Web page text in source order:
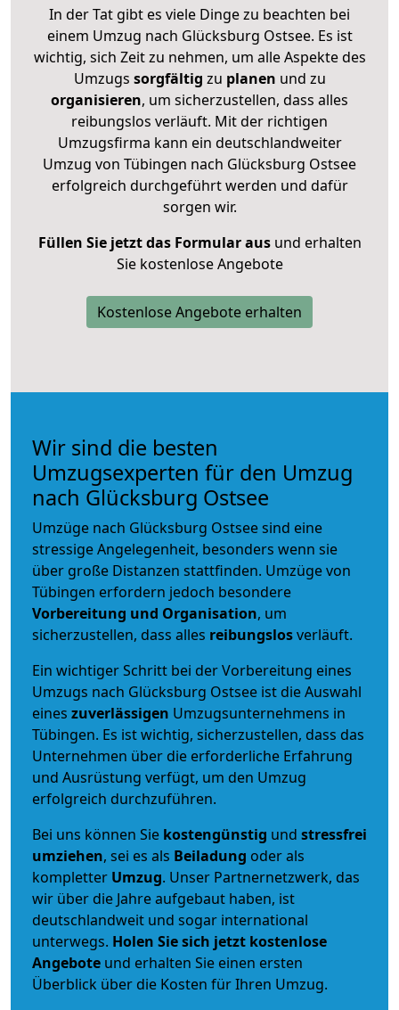
In der Tat gibt es viele Dinge zu beachten bei
einem Umzug nach Glücksburg Ostsee. Es ist
wichtig, sich Zeit zu nehmen, um alle Aspekte des
Umzugs sorgfältig zu planen und zu
organisieren, um sicherzustellen, dass alles
reibungslos verläuft. Mit der richtigen
Umzugsfirma kann ein deutschlandweiter
Umzug von Tübingen nach Glücksburg Ostsee
erfolgreich durchgeführt werden und dafür
sorgen wir.
Füllen Sie jetzt das Formular ausund erhalten
Sie kostenlose Angebote
Kostenlose Angebote erhalten
Wir sind die besten
Umzugsexperten für den Umzug
nach Glücksburg Ostsee
Umzüge nach Glücksburg Ostsee sind eine
stressige Angelegenheit, besonders wenn sie
über große Distanzen stattfinden. Umzüge von
Tübingen erfordern jedoch besondere
Vorbereitung und Organisation, um
sicherzustellen, dass alles reibungslosverläuft.
Ein wichtiger Schritt bei der Vorbereitung eines
Umzugs nach Glücksburg Ostsee ist die Auswahl
eines zuverlässigen Umzugsunternehmens in
Tübingen. Es ist wichtig, sicherzustellen, dass das
Unternehmen über die erforderliche Erfahrung
und Ausrüstung verfügt, um den Umzug
erfolgreich durchzuführen.
Bei uns können Sie kostengünstig und stressfrei
umziehen, sei es als Beiladung oder als
kompletter Umzug. Unser Partnernetzwerk, das
wir über die Jahre aufgebaut haben, ist
deutschlandweit und sogar international
unterwegs. Holen Sie sich jetzt kostenlose
Angebote und erhalten Sie einen ersten
Überblick über die Kosten für Ihren Umzug.